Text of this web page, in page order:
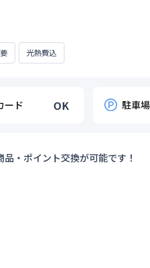
光熱費込
ード OK 駐車場
・ポイント交換が可能です！